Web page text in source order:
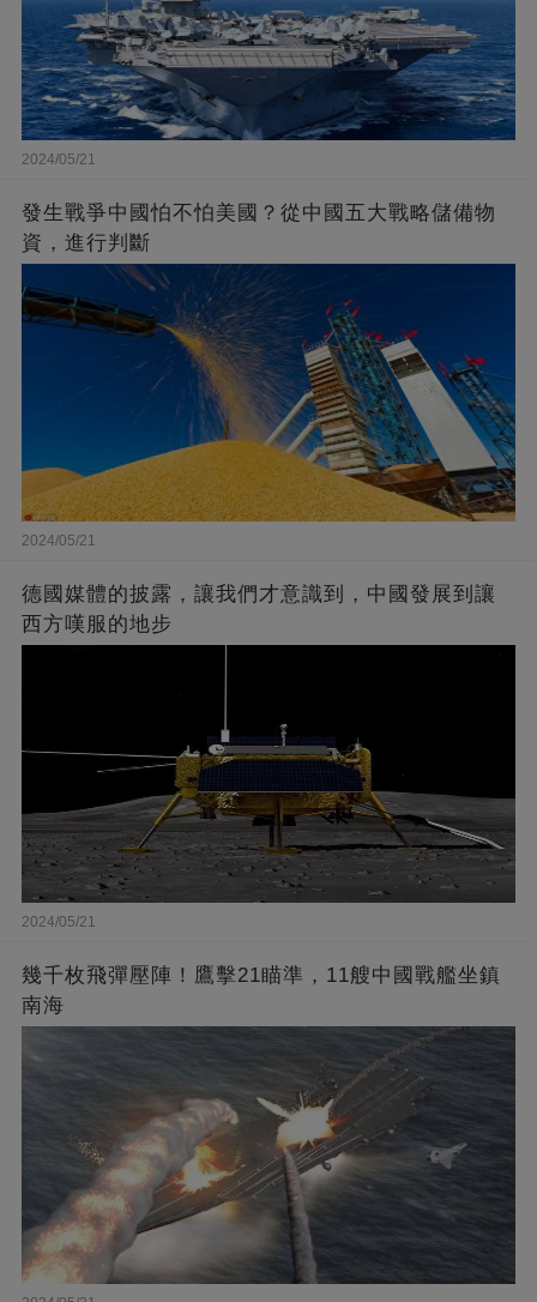
2024/05/21
發生戰爭中國怕不怕美國？從中國五大戰略儲備物
資，進行判斷
2024/05/21
德國媒體的披露，讓我們才意識到，中國發展到讓
西方嘆服的地步
2024/05/21
幾千枚飛彈壓陣！鷹擊21瞄準，11艘中國戰艦坐鎮
南海